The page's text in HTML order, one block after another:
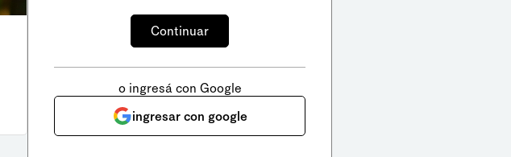
o ingresá con Google
ingresar con google